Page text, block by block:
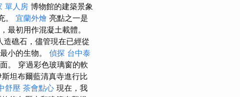
單人房 博物館的建築景象
。 宜蘭外燴 亮點之一是
初用作混凝土載體。
造礁石，儘管現在已經從
小的生物。 偵探 台中泰
。 穿過彩色玻璃窗的軟
坦布爾藍清真寺進行比
舒壓 茶會點心 現在，我